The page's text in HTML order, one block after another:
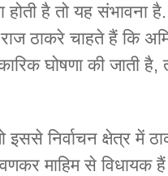
है तो यह संभावना है.
ठाकरे चाहते हैं कि
घोषणा की जाती
निर्वाचन क्षेत्र में
माहिम से